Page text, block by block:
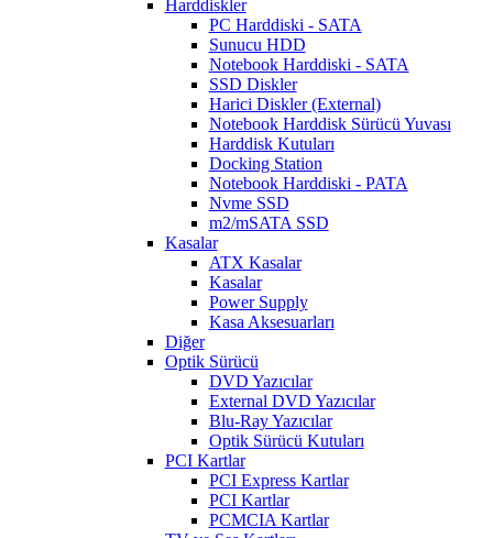
Harddiskler
PC Harddiski - SATA
Sunucu HDD
Notebook Harddiski - SATA
SSD Diskler
Harici Diskler (External)
Notebook Harddisk Sürücü Yuvası
Harddisk Kutuları
Docking Station
Notebook Harddiski - PATA
Nvme SSD
m2/mSATA SSD
Kasalar
ATX Kasalar
Kasalar
Power Supply
Kasa Aksesuarları
Diğer
Optik Sürücü
DVD Yazıcılar
External DVD Yazıcılar
Blu-Ray Yazıcılar
Optik Sürücü Kutuları
PCI Kartlar
PCI Express Kartlar
PCI Kartlar
PCMCIA Kartlar